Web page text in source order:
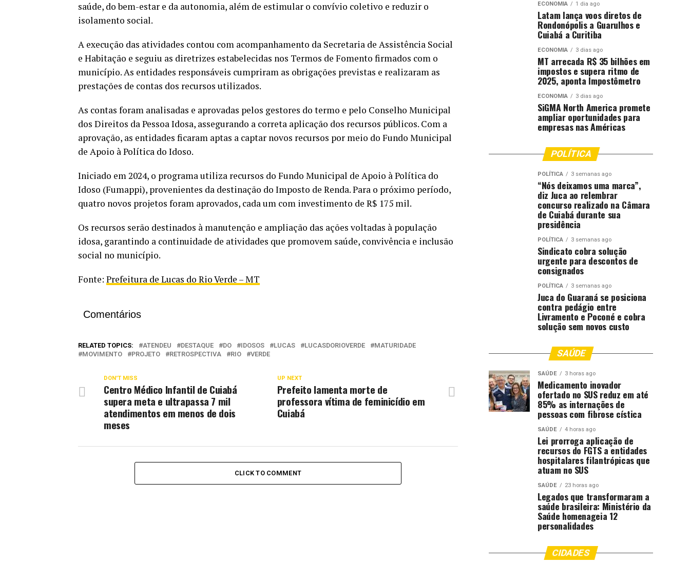
saúde, do bem-estar e da autonomia, além de estimular o convívio coletivo e reduzir o
isolamento social.
A execução das atividades contou com acompanhamento da Secretaria de Assistência Social
e Habitação e seguiu as diretrizes estabelecidas nos Termos de Fomento firmados com o
município. As entidades responsáveis cumpriram as obrigações previstas e realizaram as
prestações de contas dos recursos utilizados.
As contas foram analisadas e aprovadas pelos gestores do termo e pelo Conselho Municipal
dos Direitos da Pessoa Idosa, assegurando a correta aplicação dos recursos públicos. Com a
aprovação, as entidades ficaram aptas a captar novos recursos por meio do Fundo Municipal
de Apoio à Política do Idoso.
Iniciado em 2024, o programa utiliza recursos do Fundo Municipal de Apoio à Política do
Idoso (Fumappi), provenientes da destinação do Imposto de Renda. Para o próximo período,
quatro novos projetos foram aprovados, cada um com investimento de R$ 175 mil.
Os recursos serão destinados à manutenção e ampliação das ações voltadas à população
idosa, garantindo a continuidade de atividades que promovem saúde, convivência e inclusão
social no município.
Fonte: Prefeitura de Lucas do Rio Verde – MT
Comentários
RELATED TOPICS: ATENDEU DESTAQUE DO IDOSOS LUCAS LUCASDORIOVERDE
MATURIDADE
MOVIMENTO
PROJETO RETROSPECTIVA RIO VERDE
UP NEXT
Prefeito lamenta morte de
professora vítima de feminicídio em
Cuiabá
DON'T MISS
Centro Médico Infantil de Cuiabá
supera meta e ultrapassa 7 mil
atendimentos em menos de dois
meses
CLICK TO COMMENT
ECONOMIA 1 dia ago
Latam lança voos diretos de
Rondonópolis a Guarulhos e
Cuiabá a Curitiba
ECONOMIA 3 dias ago
MT arrecada R$ 35 bilhões em
impostos e supera ritmo de
2025, aponta Impostômetro
ECONOMIA 3 dias ago
SiGMA North America promete
ampliar oportunidades para
empresas nas Américas
POLÍTICA
POLÍTICA 3 semanas ago
“Nós deixamos uma marca”,
diz Juca ao relembrar
concurso realizado na Câmara
de Cuiabá durante sua
presidência
POLÍTICA 3 semanas ago
Sindicato cobra solução
urgente para descontos de
consignados
POLÍTICA 3 semanas ago
Juca do Guaraná se posiciona
contra pedágio entre
Livramento e Poconé e cobra
solução sem novos custo
SAÚDE
SAÚDE 3 horas ago
Medicamento inovador
ofertado no SUS reduz em até
85% as internações de
pessoas com fibrose cística
SAÚDE 4 horas ago
Lei prorroga aplicação de
recursos do FGTS a entidades
hospitalares filantrópicas que
atuam no SUS
SAÚDE 23 horas ago
Legados que transformaram a
saúde brasileira: Ministério da
Saúde homenageia 12
personalidades
CIDADES